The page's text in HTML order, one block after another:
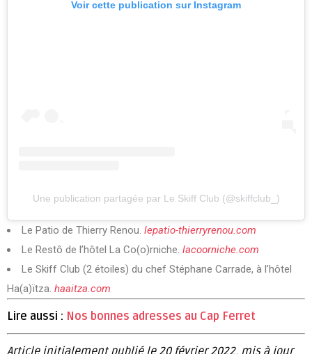
Voir cette publication sur Instagram
Une publication partagée par Le Skiff Club (@skiffclub_)
Le Patio de Thierry Renou. lepatio-thierryrenou.com
Le Restô de l’hôtel La Co(o)rniche. lacoorniche.com
Le Skiff Club (2 étoiles) du chef Stéphane Carrade, à l’hôtel
Ha(a)ïtza. haaitza.com
Lire aussi : Nos bonnes adresses au Cap Ferret